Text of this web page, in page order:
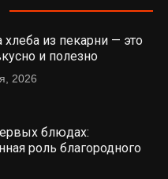
хлеба из пекарни — это
и полезно
2026
блюдах:
роль благородного